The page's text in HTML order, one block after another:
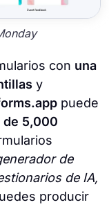
con una
y
puede
de 5,000
de
de IA,
producir